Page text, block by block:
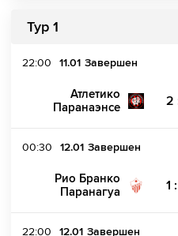
Тур 1
22:00 11.01 Завершен
Атлетико
Паранаэнсе
2
00:30 12.01 Завершен
Рио Бранко
Паранагуа
1
22:00 12.01 Завершен